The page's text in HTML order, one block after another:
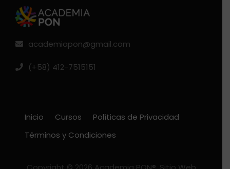
academiapon@gmail.com
(+58) 412-7515151
Inicio Cursos
Políticas de Privacidad
Términos y Condiciones